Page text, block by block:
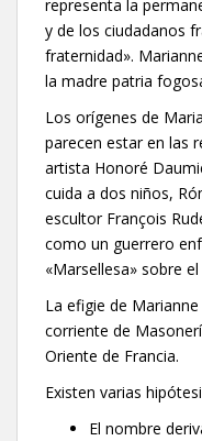
representa la
y de los ciudadanos
fraternidad».
la madre patria
Los orígenes de
parecen estar en las
artista Honoré
cuida a dos niños,
escultor François
como un guerrero
«Marsellesa» sobre
La efigie de
corriente de
Oriente de Francia.
Existen varias
El nombre